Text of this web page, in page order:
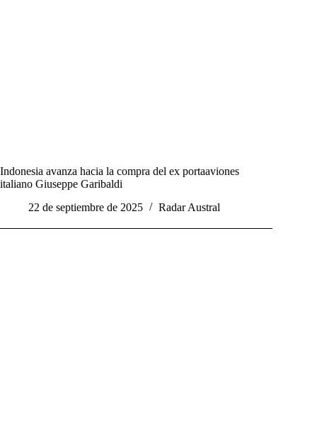
Indonesia avanza hacia la compra del ex portaaviones
italiano Giuseppe Garibaldi
22 de septiembre de 2025
Radar Austral